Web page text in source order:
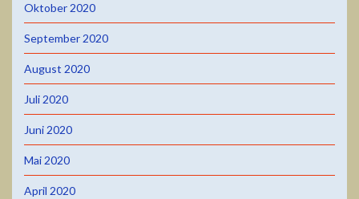
Oktober 2020
September 2020
August 2020
Juli 2020
Juni 2020
Mai 2020
April 2020